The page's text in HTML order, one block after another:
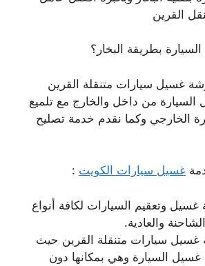
القرين
بطريقة البخار؟
غسيل سيارات متنقلة القرين
من داخل والخارج مع تلميع
الخارجي وكما نقدم خدمة تصليح
غسيل سيارات الكويت :
وتعقيم السيارات لكافة أنواع
والعادية.
غسيل سيارات متنقلة القرين حيث
السيارة وهي بمكانها دون